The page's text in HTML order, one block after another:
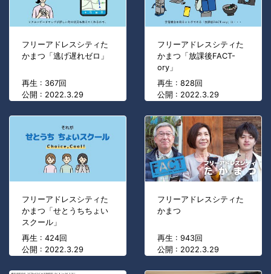
フリーアドレスシティた
かまつ「逃げ遅れゼロ」
再生 : 367回
公開 : 2022.3.29
フリーアドレスシティた
かまつ「放課後FACT-
ory」
再生 : 828回
公開 : 2022.3.29
フリーアドレスシティた
かまつ「せとうちちょい
スクール」
再生 : 424回
公開 : 2022.3.29
フリーアドレスシティた
かまつ
再生 : 943回
公開 : 2022.3.29